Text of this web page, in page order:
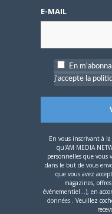
OÙ TROUVER NOS
Si votre ville n'est
E-MAIL
En
j'accepte la
En vous inscrivant à
qu'AM MEDIA
personnelles que vous
dans le but de vous
que vous avez
magazines,
événementiel...), en
données . Veuillez